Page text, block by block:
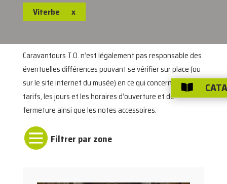
Viterbe x
Caravantours T.O. n’est légalement pas responsable des
éventuelles différences pouvant se vérifier sur place (ou
sur le site internet du musée) en ce qui concerne les
tarifs, les jours et les horaires d’ouverture et de
fermeture ainsi que les notes accessoires.

